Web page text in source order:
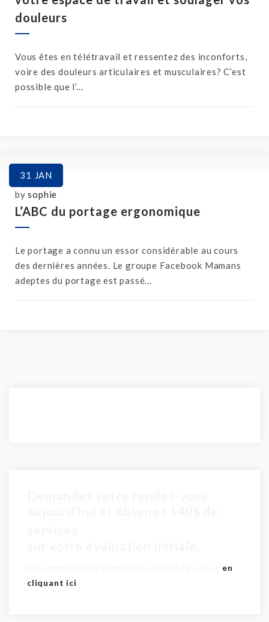
douleurs
Vous êtes en télétravail et ressentez des inconforts,
voire des douleurs articulaires et musculaires? C’est
possible que l’...
31 JAN
bysophie
L’ABC du portage ergonomique
Le portage a connu un essor considérable au cours
des dernières années. Le groupe Facebook Mamans
adeptes du portage est passé...
en
cliquant ici